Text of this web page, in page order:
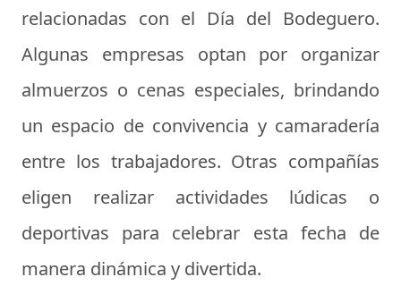
relacionadas con el Día del Bodeguero.
Algunas empresas optan por organizar
almuerzos o cenas especiales, brindando
un espacio de convivencia y camaradería
entre los trabajadores. Otras compañías
eligen realizar actividades lúdicas o
deportivas para celebrar esta fecha de
manera dinámica y divertida.